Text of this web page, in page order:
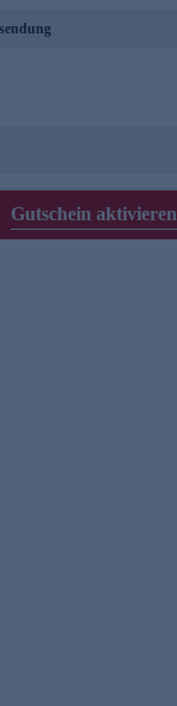
Gutschein aktivieren